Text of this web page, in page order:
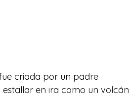
criada por un padre
en ira como un volcán